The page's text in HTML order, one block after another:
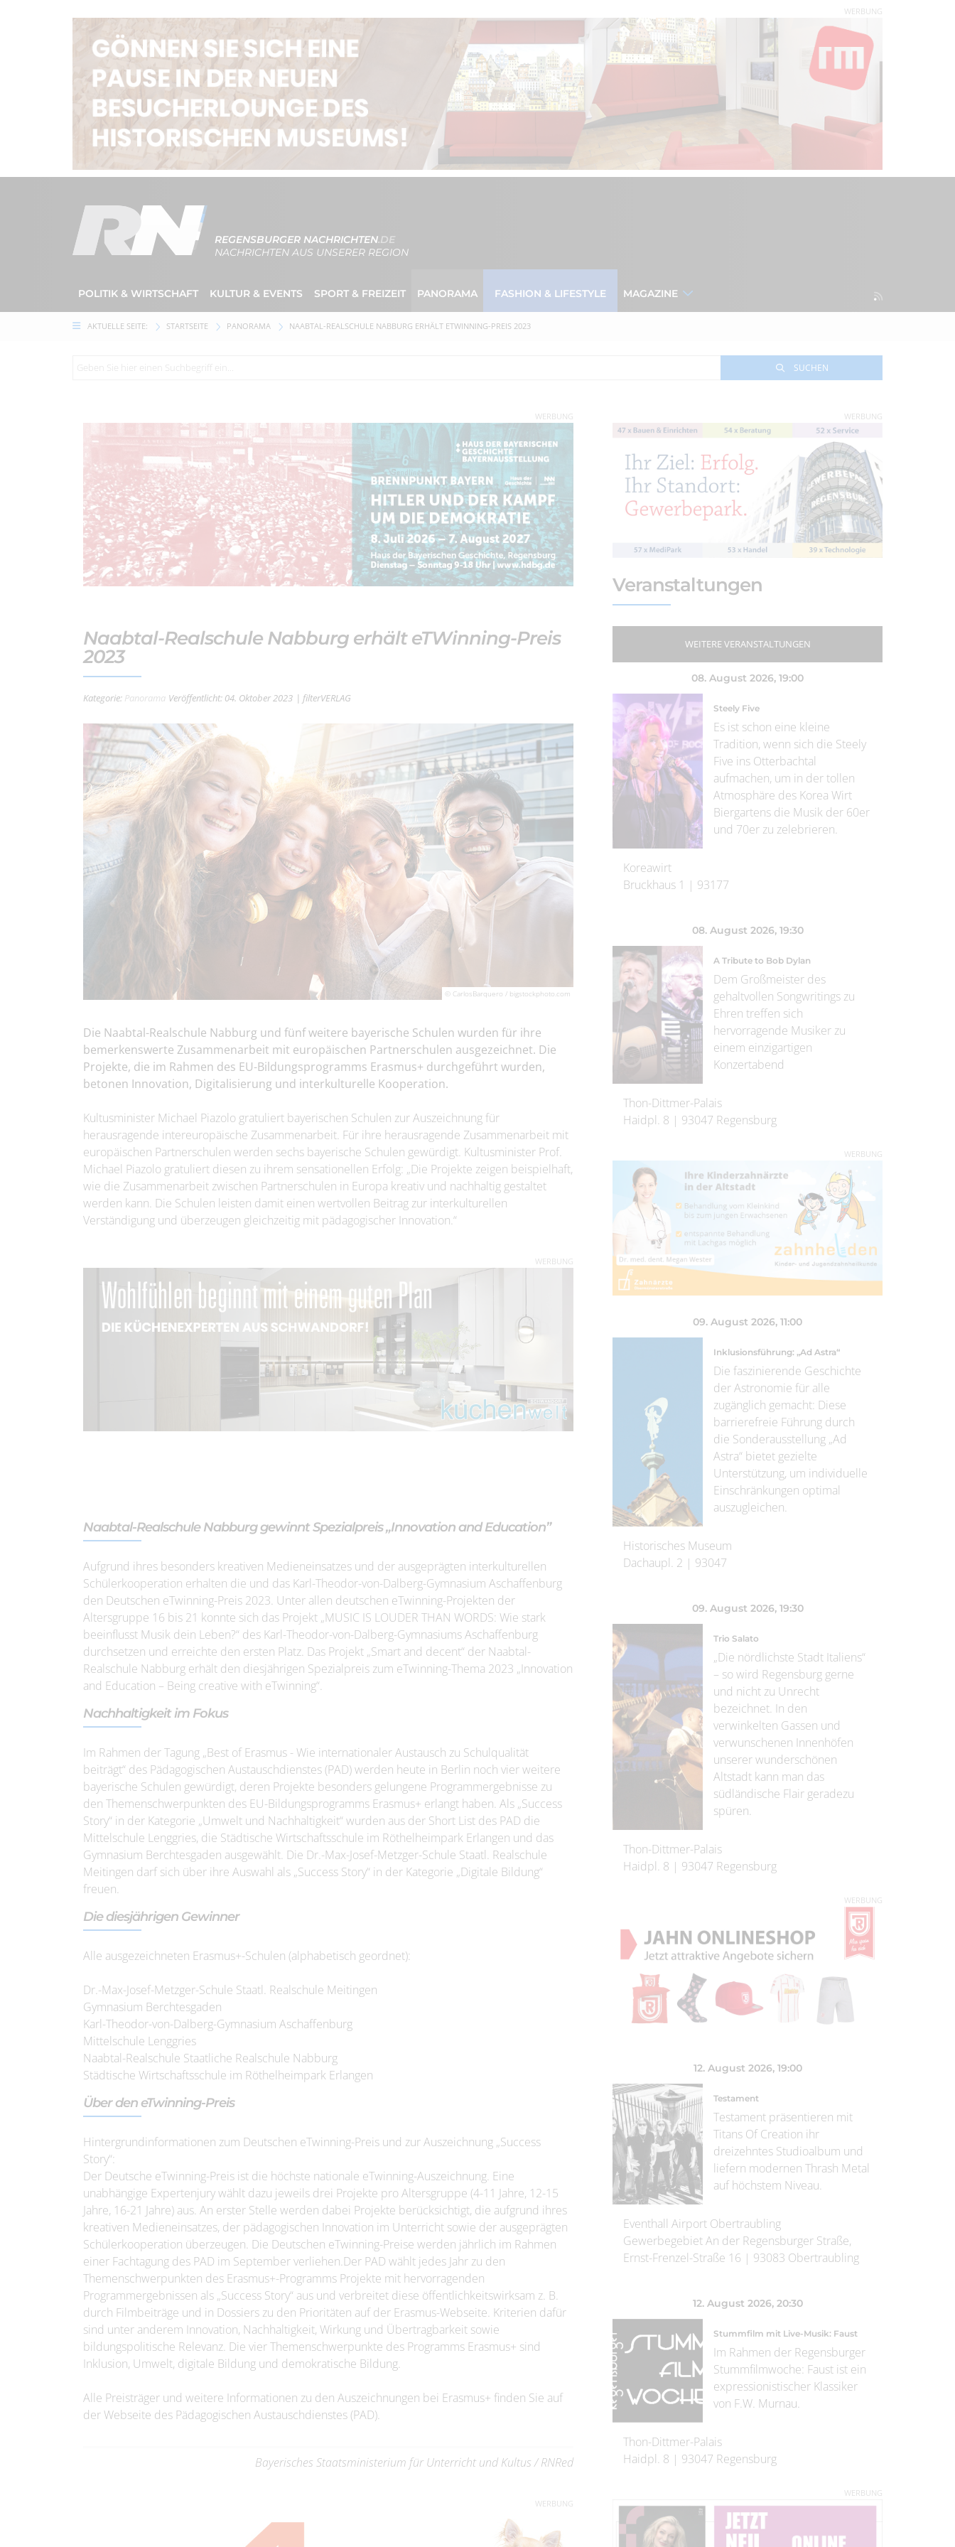
WERBUNG
REGENSBURGER NACHRICHTEN.DE
NACHRICHTEN AUS UNSERER REGION
POLITIK & WIRTSCHAFT KULTUR & EVENTS SPORT & FREIZEIT PANORAMA FASHION & LIFESTYLE MAGAZINE
AKTUELLE SEITE: STARTSEITE PANORAMA NAABTAL-REALSCHULE NABBURG ERHÄLT ETWINNING-PREIS 2023
SUCHEN
WERBUNG
Naabtal-Realschule Nabburg erhält eTWinning-Preis
2023
Kategorie: Panorama Veröffentlicht: 04. Oktober 2023 | filterVERLAG
© CarlosBarquero / bigstockphoto.com
Die Naabtal-Realschule Nabburg und fünf weitere bayerische Schulen wurden für ihre
bemerkenswerte Zusammenarbeit mit europäischen Partnerschulen ausgezeichnet. Die
Projekte, die im Rahmen des EU-Bildungsprogramms Erasmus+ durchgeführt wurden,
betonen Innovation, Digitalisierung und interkulturelle Kooperation.
Kultusminister Michael Piazolo gratuliert bayerischen Schulen zur Auszeichnung für
herausragende intereuropäische Zusammenarbeit. Für ihre herausragende Zusammenarbeit mit
europäischen Partnerschulen werden sechs bayerische Schulen gewürdigt. Kultusminister Prof.
Michael Piazolo gratuliert diesen zu ihrem sensationellen Erfolg: „Die Projekte zeigen beispielhaft,
wie die Zusammenarbeit zwischen Partnerschulen in Europa kreativ und nachhaltig gestaltet
werden kann. Die Schulen leisten damit einen wertvollen Beitrag zur interkulturellen
Verständigung und überzeugen gleichzeitig mit pädagogischer Innovation.“
WERBUNG
Naabtal-Realschule Nabburg gewinnt Spezialpreis „Innovation and Education”
Aufgrund ihres besonders kreativen Medieneinsatzes und der ausgeprägten interkulturellen
Schülerkooperation erhalten die und das Karl-Theodor-von-Dalberg-Gymnasium Aschaffenburg
den Deutschen eTwinning-Preis 2023. Unter allen deutschen eTwinning-Projekten der
Altersgruppe 16 bis 21 konnte sich das Projekt „MUSIC IS LOUDER THAN WORDS: Wie stark
beeinflusst Musik dein Leben?“ des Karl-Theodor-von-Dalberg-Gymnasiums Aschaffenburg
durchsetzen und erreichte den ersten Platz. Das Projekt „Smart and decent“ der Naabtal-
Realschule Nabburg erhält den diesjährigen Spezialpreis zum eTwinning-Thema 2023 „Innovation
and Education – Being creative with eTwinning“.
Nachhaltigkeit im Fokus
Im Rahmen der Tagung „Best of Erasmus - Wie internationaler Austausch zu Schulqualität
beiträgt“ des Pädagogischen Austauschdienstes (PAD) werden heute in Berlin noch vier weitere
bayerische Schulen gewürdigt, deren Projekte besonders gelungene Programmergebnisse zu
den Themenschwerpunkten des EU-Bildungsprogramms Erasmus+ erlangt haben. Als „Success
Story“ in der Kategorie „Umwelt und Nachhaltigkeit“ wurden aus der Short List des PAD die
Mittelschule Lenggries, die Städtische Wirtschaftsschule im Röthelheimpark Erlangen und das
Gymnasium Berchtesgaden ausgewählt. Die Dr.-Max-Josef-Metzger-Schule Staatl. Realschule
Meitingen darf sich über ihre Auswahl als „Success Story“ in der Kategorie „Digitale Bildung“
freuen.
Die diesjährigen Gewinner
Alle ausgezeichneten Erasmus+-Schulen (alphabetisch geordnet):
Dr.-Max-Josef-Metzger-Schule Staatl. Realschule Meitingen
Gymnasium Berchtesgaden
Karl-Theodor-von-Dalberg-Gymnasium Aschaffenburg
Mittelschule Lenggries
Naabtal-Realschule Staatliche Realschule Nabburg
Städtische Wirtschaftsschule im Röthelheimpark Erlangen
Über den eTwinning-Preis
Hintergrundinformationen zum Deutschen eTwinning-Preis und zur Auszeichnung „Success
Story“:
Der Deutsche eTwinning-Preis ist die höchste nationale eTwinning-Auszeichnung. Eine
unabhängige Expertenjury wählt dazu jeweils drei Projekte pro Altersgruppe (4-11 Jahre, 12-15
Jahre, 16-21 Jahre) aus. An erster Stelle werden dabei Projekte berücksichtigt, die aufgrund ihres
kreativen Medieneinsatzes, der pädagogischen Innovation im Unterricht sowie der ausgeprägten
Schülerkooperation überzeugen. Die Deutschen eTwinning-Preise werden jährlich im Rahmen
einer Fachtagung des PAD im September verliehen.Der PAD wählt jedes Jahr zu den
Themenschwerpunkten des Erasmus+-Programms Projekte mit hervorragenden
Programmergebnissen als „Success Story“ aus und verbreitet diese öffentlichkeitswirksam z. B.
durch Filmbeiträge und in Dossiers zu den Prioritäten auf der Erasmus-Webseite. Kriterien dafür
sind unter anderem Innovation, Nachhaltigkeit, Wirkung und Übertragbarkeit sowie
bildungspolitische Relevanz. Die vier Themenschwerpunkte des Programms Erasmus+ sind
Inklusion, Umwelt, digitale Bildung und demokratische Bildung.
Alle Preisträger und weitere Informationen zu den Auszeichnungen bei Erasmus+ finden Sie auf
der Webseite des Pädagogischen Austauschdienstes (PAD).
Bayerisches Staatsministerium für Unterricht und Kultus / RNRed
WERBUNG
WERBUNG
Veranstaltungen
WEITERE VERANSTALTUNGEN
08. August 2026, 19:00
Steely Five
Es ist schon eine kleine
Tradition, wenn sich die Steely
Five ins Otterbachtal
aufmachen, um in der tollen
Atmosphäre des Korea Wirt
Biergartens die Musik der 60er
und 70er zu zelebrieren.
Koreawirt
Bruckhaus 1 | 93177
08. August 2026, 19:30
A Tribute to Bob Dylan
Dem Großmeister des
gehaltvollen Songwritings zu
Ehren treffen sich
hervorragende Musiker zu
einem einzigartigen
Konzertabend
Thon-Dittmer-Palais
Haidpl. 8 | 93047 Regensburg
WERBUNG
09. August 2026, 11:00
Inklusionsführung: „Ad Astra“
Die faszinierende Geschichte
der Astronomie für alle
zugänglich gemacht: Diese
barrierefreie Führung durch
die Sonderausstellung „Ad
Astra“ bietet gezielte
Unterstützung, um individuelle
Einschränkungen optimal
auszugleichen.
Historisches Museum
Dachaupl. 2 | 93047
09. August 2026, 19:30
Trio Salato
„Die nördlichste Stadt Italiens“
– so wird Regensburg gerne
und nicht zu Unrecht
bezeichnet. In den
verwinkelten Gassen und
verwunschenen Innenhöfen
unserer wunderschönen
Altstadt kann man das
südländische Flair geradezu
spüren.
Thon-Dittmer-Palais
Haidpl. 8 | 93047 Regensburg
WERBUNG
12. August 2026, 19:00
Testament
Testament präsentieren mit
Titans Of Creation ihr
dreizehntes Studioalbum und
liefern modernen Thrash Metal
auf höchstem Niveau.
Eventhall Airport Obertraubling
Gewerbegebiet An der Regensburger Straße,
Ernst-Frenzel-Straße 16 | 93083 Obertraubling
12. August 2026, 20:30
Stummfilm mit Live-Musik: Faust
Im Rahmen der Regensburger
Stummfilmwoche: Faust ist ein
expressionistischer Klassiker
von F.W. Murnau.
Thon-Dittmer-Palais
Haidpl. 8 | 93047 Regensburg
WERBUNG